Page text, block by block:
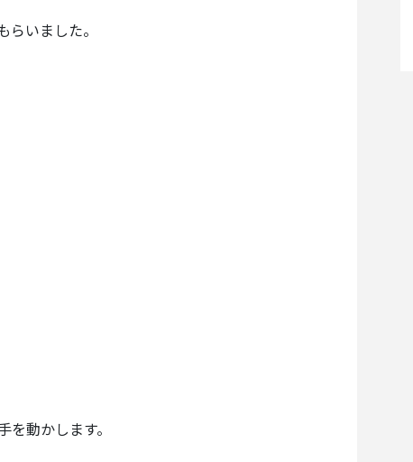
いました。
動かします。